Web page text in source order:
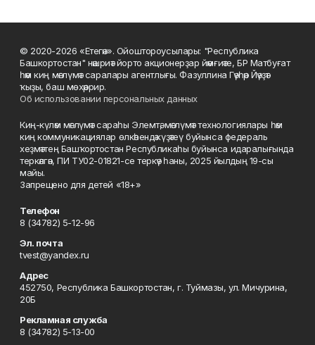
© 2020-2026 «Етегән». Ойоштороусылары: "Республика
Башкортостан" нәшриәт йорто акционерҙар йәмғиәте, БР Матбуғат
һәм киң мәғлүмәт саралары агентлығы. Фазуллина Гәүһәр Йәүҙәт
ҡыҙы, баш мөхәррир.
Об использовании персональных данных
Киң-күләм мәғлүмәт сараһы Элемтә, мәғлүмәт технологиялары һәм
киң коммуникациялар өлкәһендә күҙәтеү буйынса федераль
хеҙмәттең Башҡортостан Республикаһы буйынса идаралығында
теркәлгән, ПИ ТУ02-01821-се теркәү һаны, 2025 йылдың 19-сы
майы.
Запрещено для детей «18+»
Телефон
8 (34782) 5-12-96
Эл. почта
tvest@yandex.ru
Адрес
452750, Республика Башкортостан, г. Туймазы, ул. Мичурина,
20Б
Рекламная служба
8 (34782) 5-13-00